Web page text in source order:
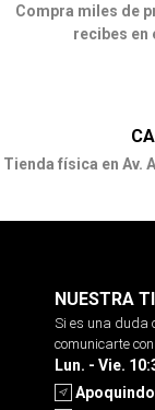
Compra miles de
recibes en
Tienda física en Av.
NUESTRA
Si es una duda
comunicarte
Lun. - Vie.
Apoquindo